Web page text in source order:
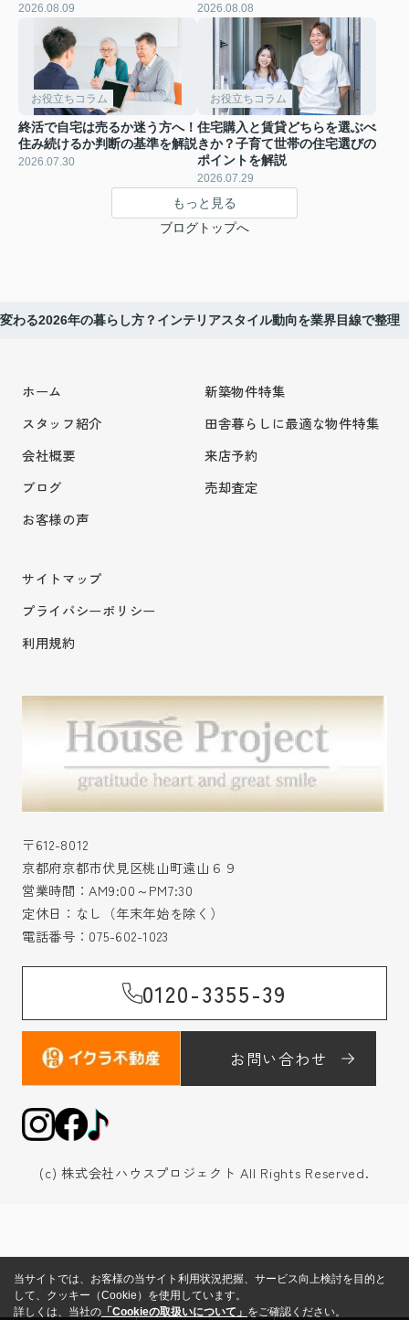
2026.08.09 2026.08.08
お役立ちコラム
終活で自宅は売るか迷う方へ！
住み続けるか判断の基準を解説
2026.07.30
お役立ちコラム
住宅購入と賃貸どちらを選ぶべ
きか？子育て世帯の住宅選びの
ポイントを解説
2026.07.29
もっと見る
ブログトップへ
わる2026年の暮らし方？インテリアスタイル動向を業界目線で整理
ホーム
スタッフ紹介
会社概要
ブログ
お客様の声
新築物件特集
田舎暮らしに最適な物件特集
来店予約
売却査定
サイトマップ
プライバシーポリシー
利用規約
〒612-8012
京都府京都市伏見区桃山町遠山６９
営業時間：AM9:00～PM7:30
定休日：なし（年末年始を除く）
電話番号： 075-602-1023
0120-3355-39
お問い合わせ
(c) 株式会社ハウスプロジェクト All Rights Reserved.
当サイトでは、お客様の当サイト利用状況把握、サービス向上検討を目的と
して、クッキー（Cookie）を使用しています。
詳しくは、当社の 「Cookieの取扱いについて」 をご確認ください。